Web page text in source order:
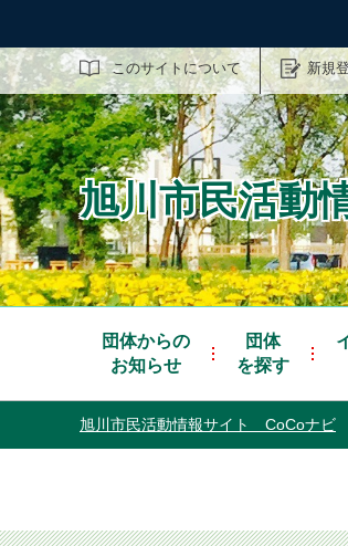
このサイトについて 新規
サイト内検索
旭川市民活動
団体からの
お知らせ
団体
を探す
旭川市民活動情報サイト CoCoナビ